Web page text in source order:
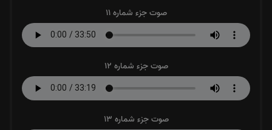
صوت جزء شماره 11
صوت جزء شماره 12
صوت جزء شماره 13